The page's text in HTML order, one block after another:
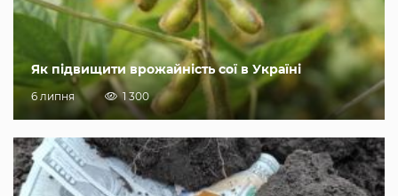
Як підвищити врожайність сої в Україні
6 липня 1 300